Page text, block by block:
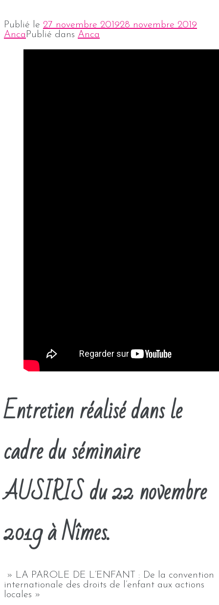
Publié le 27 novembre 201928 novembre 2019
Anca Publié dans Anca
Entretien réalisé dans le
cadre du séminaire
AUSIRIS du 22 novembre
2019 à Nîmes.
» LA PAROLE DE L’ENFANT : De la convention
internationale des droits de l’enfant aux actions
locales »